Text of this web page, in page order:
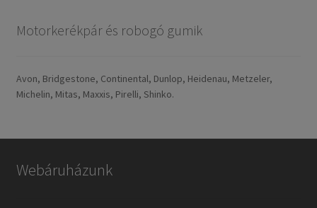
Motorkerékpár és robogó gumik
Avon, Bridgestone, Continental, Dunlop, Heidenau, Metzeler,
Michelin, Mitas, Maxxis, Pirelli, Shinko.
Webáruházunk